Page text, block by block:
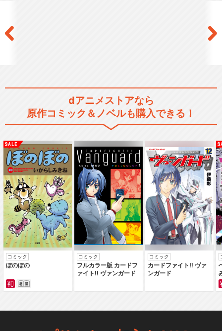
dアニメストアなら
原作コミック＆ノベルも購入できる！
コミック
ぼのぼの
コミック
フルカラー版 カードフ
ァイト‼ ヴァンガード
コミック
カードファイト‼ ヴァ
ンガード